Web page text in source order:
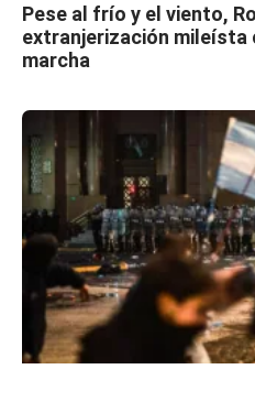
Pese al frío y el viento,
extranjerización mileísta
marcha